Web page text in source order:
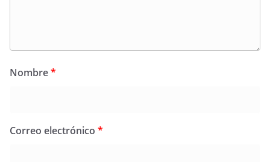
Nombre*
Correo electrónico *